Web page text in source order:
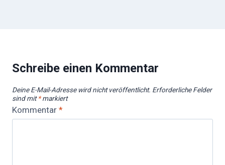
Schreibe einen Kommentar
Deine E-Mail-Adresse wird nicht veröffentlicht. Erforderliche Felder
sind mit*markiert
Kommentar *